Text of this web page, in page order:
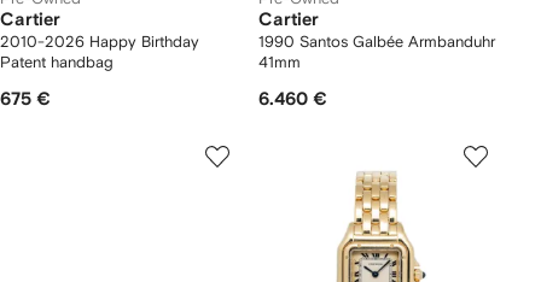
Cartier
2010-2026 Happy Birthday
Patent handbag
675 €
Cartier
1990 Santos Galbée Armbanduhr
41mm
6.460 €